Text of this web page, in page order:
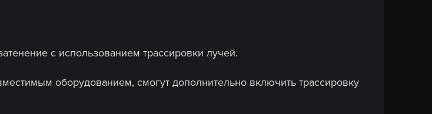
с использованием трассировки лучей.
оборудованием, смогут дополнительно включить трассировку